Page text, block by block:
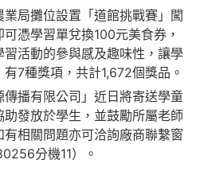
局攤位設置「道館挑戰賽」闖
憑學習單兌換100元美食券，
活動的參與感及趣味性，讓學
7種獎項，共計1,672個獎品。
播有限公司」近日將寄送學童
發放於學生，並鼓勵所屬老師
相關問題亦可洽詢廠商聯繫窗
分機11）。